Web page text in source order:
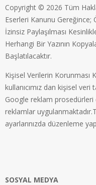
Copyright © 2026 Tüm
Eserleri Kanunu Gereğince;
İzinsiz Paylaşılması
Herhangi Bir Yazının
Başlatılacaktır.
Kişisel Verilerin Korunması
kullanıcımız dan kişisel
Google reklam
reklamlar
ayarlarınızda düzenleme
SOSYAL MEDYA